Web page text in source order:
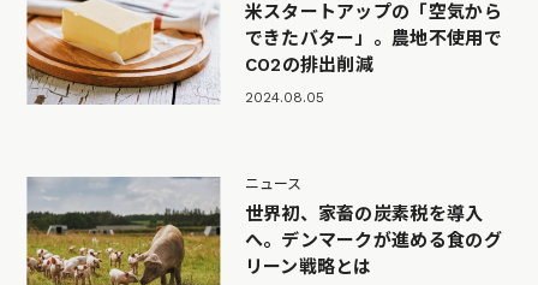
米スタートアップの「空気から
できたバター」。農地不使用で
CO2の排出削減
2024.08.05
ニュース
世界初、家畜の炭素税を導入
へ。デンマークが進める食のグ
リーン戦略とは